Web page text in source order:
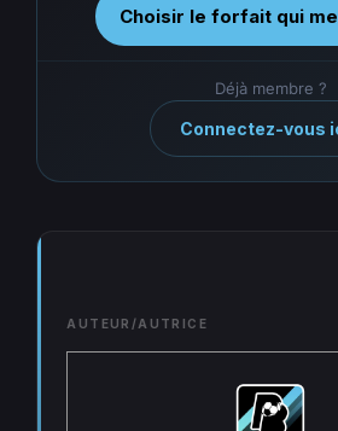
Choisir le forfait qui
Déjà membre ?
Connectez-vous
AUTEUR/AUTRICE